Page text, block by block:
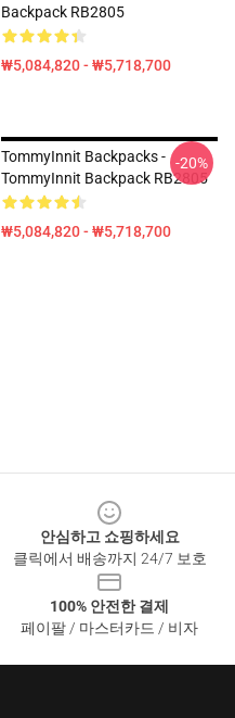
Backpack RB2805
₩5,084,820 - ₩5,718,700
TommyInnit Backpacks -
TommyInnit Backpack RB2805
₩5,084,820 - ₩5,718,700
-20%
안심하고 쇼핑하세요
클릭에서 배송까지 24/7 보호
100% 안전한 결제
페이팔 / 마스터카드 / 비자